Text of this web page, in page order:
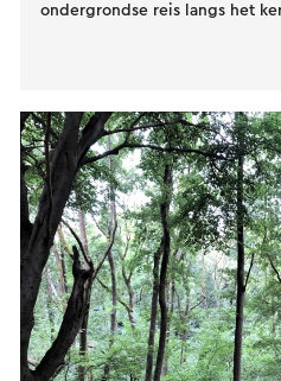
ondergrondse reis langs het